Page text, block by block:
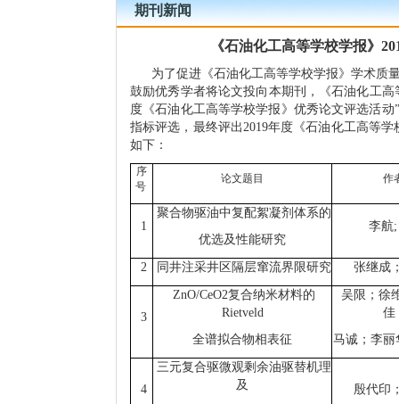
期刊新闻
《石油化工高等学校学报》
为了促进《石油化工高等学校学报》学术质
鼓励优秀学者将论文投向本期刊，《石油化工高
度《石油化工高等学校学报》优秀论文评选活
指标评选，最终评出2019年度《石油化工高等
如下：
序
号
论文题目 作
1
聚合物驱油中复配絮凝剂体系的
优选及性能研究
李航
2 同井注采井区隔层窜流界限研究 张继成
3
ZnO/CeO2复合纳米材料的
Rietveld
全谱拟合物相表征
吴限；徐
佳
马诚； 李丽
4
三元复合驱微观剩余油驱替机理
及
殷代印